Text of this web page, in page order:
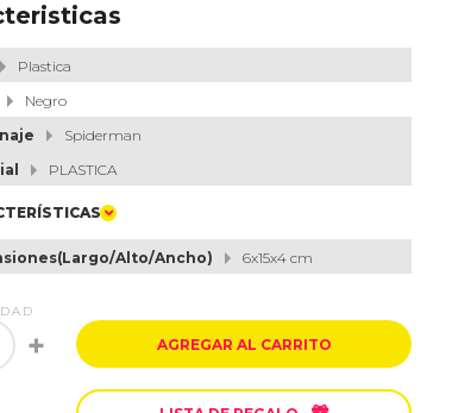
Plastica
Negro
Spiderman
PLASTICA
Alto/Ancho) 6x15x4 cm
+ AGREGAR AL CARRITO